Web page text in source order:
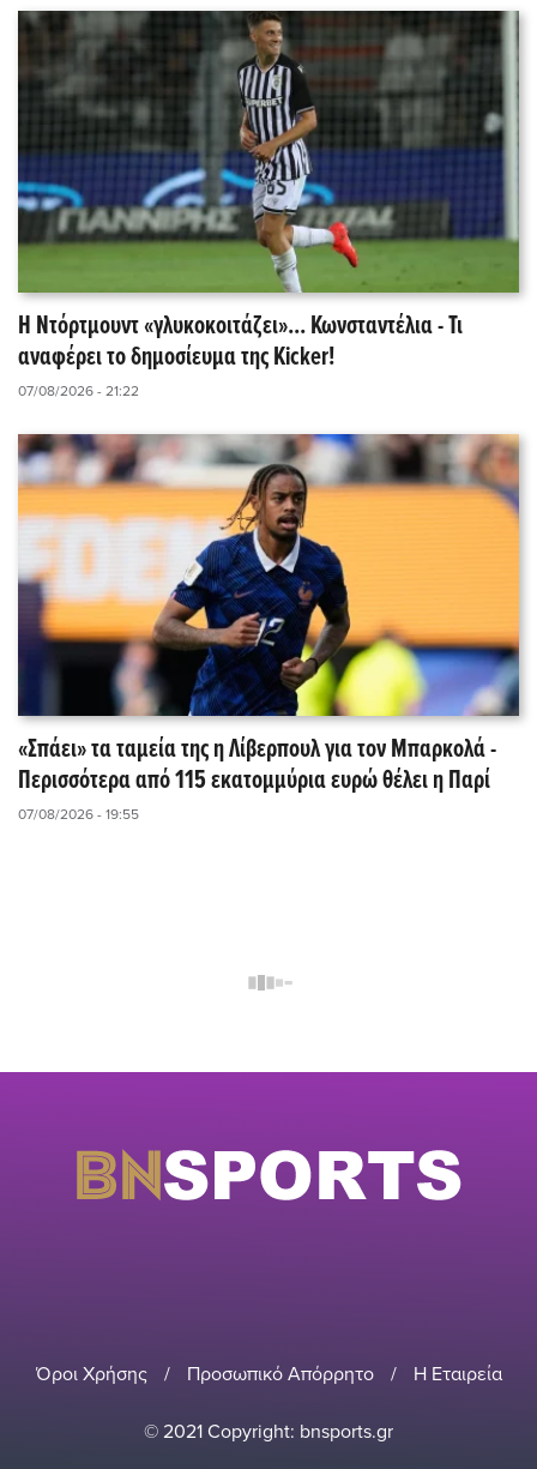
Η Ντόρτμουντ «γλυκοκοιτάζει»... Κωνσταντέλια - Τι
αναφέρει το δημοσίευμα της Kicker!
07/08/2026 - 21:22
«Σπάει» τα ταμεία της η Λίβερπουλ για τον Μπαρκολά -
Περισσότερα από 115 εκατομμύρια ευρώ θέλει η Παρί
07/08/2026 - 19:55
Όροι Χρήσης / Προσωπικό Απόρρητο / Η Εταιρεία
© 2021 Copyright: bnsports.gr